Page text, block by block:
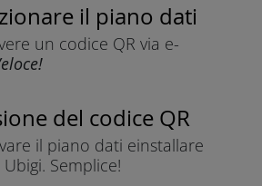
il piano dati
un codice QR via e-
del codice QR
il piano dati einstallare
Semplice!